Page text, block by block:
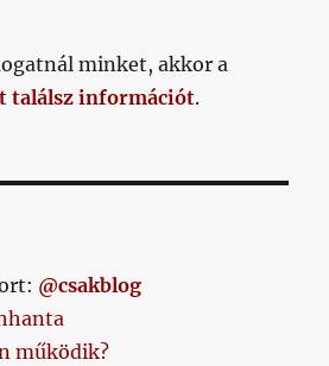
minket, akkor a
találsz információt.
@csakblog
működik?